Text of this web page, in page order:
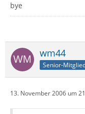
bye
wm44
Senior-
13. November 2006 um